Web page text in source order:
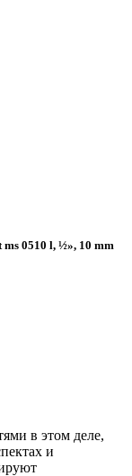
ms 0510 l, ½», 10 mm
в этом деле,
и